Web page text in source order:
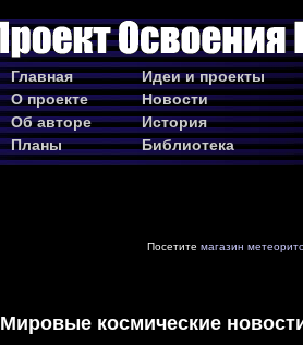
Главная
О проекте
Об авторе
Планы
Идеи и проекты
Новости
История
Библиотека
Посетите магазин
Мировые космические